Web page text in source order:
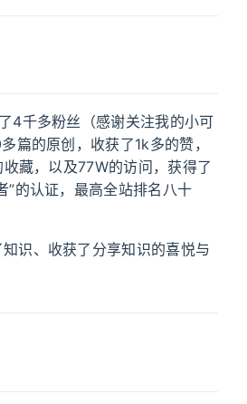
4千多粉丝（感谢关注我的小可
篇的原创，收获了1k多的赞，
藏，以及77W的访问，获得了
”的认证，最高全站排名八十
识、收获了分享知识的喜悦与